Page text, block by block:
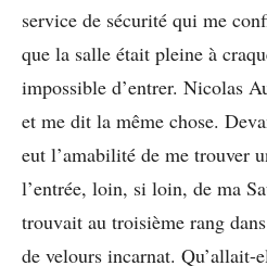
service de sécurité qui me
que la salle était pleine à
impossible d’entrer. Nicolas
et me dit la même chose.
eut l’amabilité de me trouver
l’entrée, loin, si loin, de ma
trouvait au troisième rang
de velours incarnat. Qu’allait-